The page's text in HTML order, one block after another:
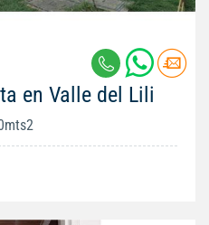
en Valle del Lili